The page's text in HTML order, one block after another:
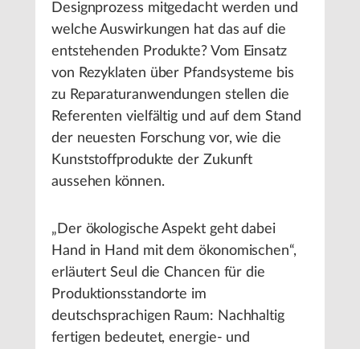
Designprozess mitgedacht werden und
welche Auswirkungen hat das auf die
entstehenden Produkte? Vom Einsatz
von Rezyklaten über Pfandsysteme bis
zu Reparaturanwendungen stellen die
Referenten vielfältig und auf dem Stand
der neuesten Forschung vor, wie die
Kunststoffprodukte der Zukunft
aussehen können.
„Der ökologische Aspekt geht dabei
Hand in Hand mit dem ökonomischen“,
erläutert Seul die Chancen für die
Produktionsstandorte im
deutschsprachigen Raum: Nachhaltig
fertigen bedeutet, energie- und